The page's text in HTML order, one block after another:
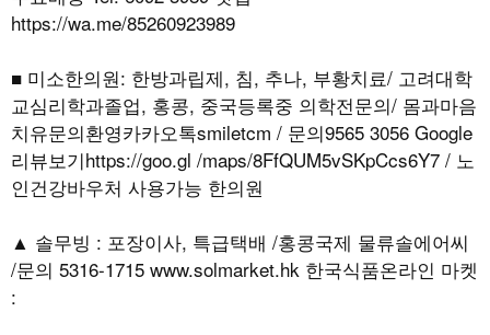
https://wa.me/85260923989
■ 미소한의원: 한방과립제, 침, 추나, 부황치료/ 고려대학
교심리학과졸업, 홍콩, 중국등록중 의학전문의/ 몸과마음
치유문의환영카카오톡smiletcm / 문의9565 3056 Google
리뷰보기https://goo.gl /maps/8FfQUM5vSKpCcs6Y7 / 노
인건강바우처 사용가능 한의원
▲ 솔무빙 : 포장이사, 특급택배 /홍콩국제 물류솔에어씨
/문의 5316-1715 www.solmarket.hk 한국식품온라인 마켓
: